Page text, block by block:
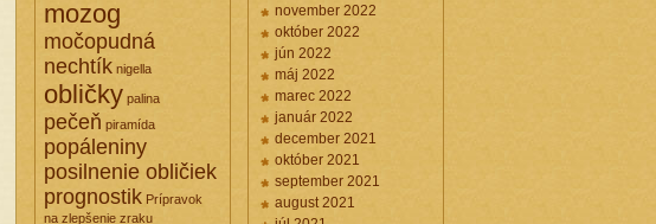
mozog
močopudná
nechtík nigella
obličky palina
pečeň piramída
popáleniny
posilnenie obličiek
prognostik Prípravok
na zlepšenie zraku
november 2022
október 2022
jún 2022
máj 2022
marec 2022
január 2022
december 2021
október 2021
september 2021
august 2021